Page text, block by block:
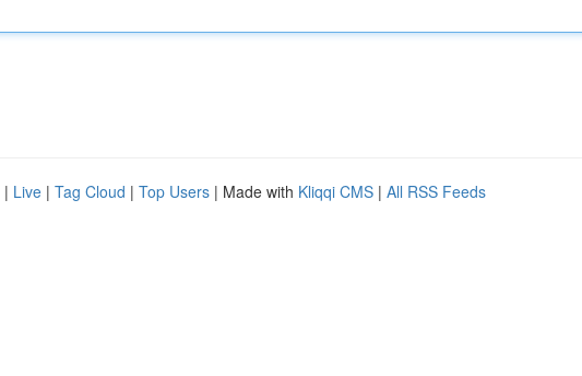
| Live | Tag Cloud | Top Users | Made with Kliqqi CMS | All RSS Feeds